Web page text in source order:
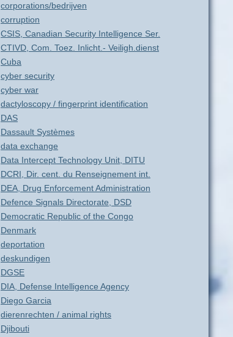
corporations/bedrijven
corruption
CSIS, Canadian Security Intelligence Ser.
CTIVD, Com. Toez. Inlicht.- Veiligh.dienst
Cuba
cyber security
cyber war
dactyloscopy / fingerprint identification
DAS
Dassault Systèmes
data exchange
Data Intercept Technology Unit, DITU
DCRI, Dir. cent. du Renseignement int.
DEA, Drug Enforcement Administration
Defence Signals Directorate, DSD
Democratic Republic of the Congo
Denmark
deportation
deskundigen
DGSE
DIA, Defense Intelligence Agency
Diego Garcia
dierenrechten / animal rights
Djibouti